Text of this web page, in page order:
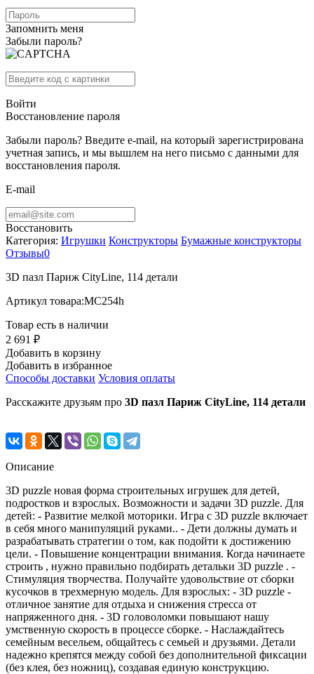
Запомнить меня
Забыли пароль?
Войти
Восстановление пароля
Забыли пароль? Введите e-mail, на который зарегистрирована
учетная запись, и мы вышлем на него письмо с данными для
восстановления пароля.
E-mail
Восстановить
Категория: Игрушки Конструкторы Бумажные конструкторы
Отзывы0
3D пазл Париж CityLine, 114 детали
Артикул товара:MC254h
Товар есть в наличии
2 691 ₽
Добавить в корзину
Добавить в избранное
Способы доставки Условия оплаты
Расскажите друзьям про 3D пазл Париж CityLine, 114 детали
Описание
3D puzzle новая форма строительных игрушек для детей,
подростков и взрослых. Возможности и задачи 3D puzzle. Для
детей: - Развитие мелкой моторики. Игра с 3D puzzle включает
в себя много манипуляций руками.. - Дети должны думать и
разрабатывать стратегии о том, как подойти к достижению
цели. - Повышение концентрации внимания. Когда начинаете
строить , нужно правильно подбирать детальки 3D puzzle . -
Стимуляция творчества. Получайте удовольствие от сборки
кусочков в трехмерную модель. Для взрослых: - 3D puzzle -
отличное занятие для отдыха и снижения стресса от
напряженного дня. - 3D головоломки повышают нашу
умственную скорость в процессе сборке. - Наслаждайтесь
семейным весельем, общайтесь с семьей и друзьями. Детали
надежно крепятся между собой без дополнительной фиксации
(без клея, без ножниц), создавая единую конструкцию.